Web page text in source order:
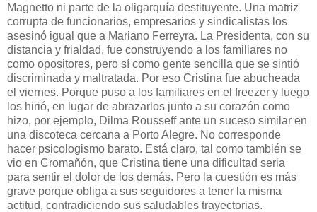
Magnetto ni parte de la oligarquía destituyente. Una matriz
corrupta de funcionarios, empresarios y sindicalistas los
asesinó igual que a Mariano Ferreyra. La Presidenta, con su
distancia y frialdad, fue construyendo a los familiares no
como opositores, pero sí como gente sencilla que se sintió
discriminada y maltratada. Por eso Cristina fue abucheada
el viernes. Porque puso a los familiares en el freezer y luego
los hirió, en lugar de abrazarlos junto a su corazón como
hizo, por ejemplo, Dilma Rousseff ante un suceso similar en
una discoteca cercana a Porto Alegre. No corresponde
hacer psicologismo barato. Está claro, tal como también se
vio en Cromañón, que Cristina tiene una dificultad seria
para sentir el dolor de los demás. Pero la cuestión es más
grave porque obliga a sus seguidores a tener la misma
actitud, contradiciendo sus saludables trayectorias.